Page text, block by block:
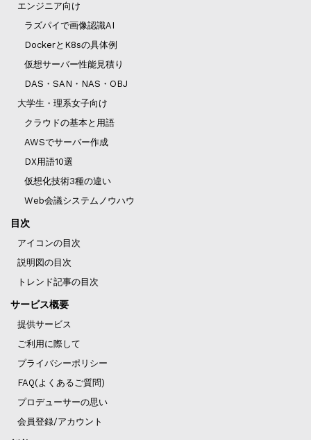
エンジニア向け
ラズパイで画像認識AI
DockerとK8sの具体例
仮想サーバー性能見積り
DAS・SAN・NAS・OBJ
大学生・理系女子向け
クラウドの基本と用語
AWSでサーバー作成
DX用語10選
仮想化技術3種の違い
Web会議システムノウハウ
目次
アイコンの目次
説明図の目次
トレンド記事の目次
サービス概要
提供サービス
ご利用に際して
プライバシーポリシー
FAQ(よくあるご質問)
プロデューサーの思い
会員登録/アカウント